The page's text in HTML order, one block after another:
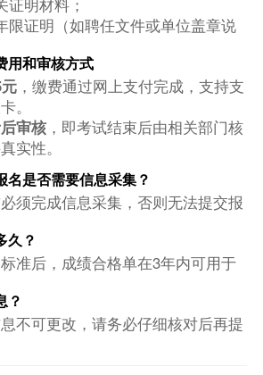
限证明（如聘任文件或单位盖章说
用和审核方式
，缴费通过网上支付完成，支持支
。
审核，即考试结束后由相关部门核
实性。
名是否需要信息采集？
须完成信息采集，否则无法提交报
久？
准后，成绩合格单在3年内可用于
？
不可更改，请务必仔细核对后再提